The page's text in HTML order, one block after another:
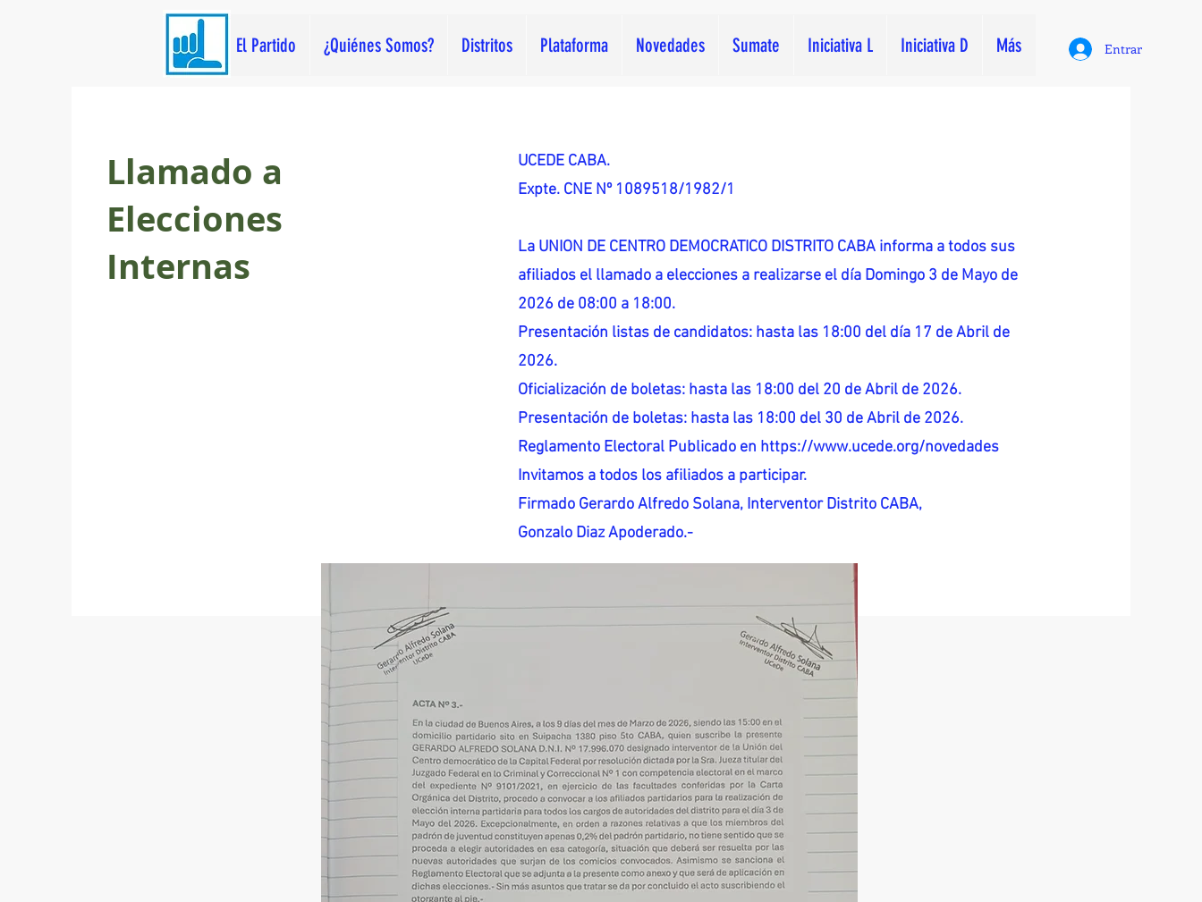
El Partido ¿Quiénes Somos? Distritos Plataforma Novedades Sumate Iniciativa L Iniciativa D Más Entrar
Llamado a
Elecciones
Internas
UCEDE CABA.
Expte. CNE Nº 1089518/1982/1
La UNION DE CENTRO DEMOCRATICO DISTRITO CABA informa a todos sus
afiliados el llamado a elecciones a realizarse el día Domingo 3 de Mayo de
2026 de 08:00 a 18:00.
Presentación listas de candidatos: hasta las 18:00 del día 17 de Abril de
2026.
Oficialización de boletas: hasta las 18:00 del 20 de Abril de 2026.
Presentación de boletas: hasta las 18:00 del 30 de Abril de 2026.
Reglamento Electoral Publicado en https://www.ucede.org/novedades
Invitamos a todos los afiliados a participar.
Firmado Gerardo Alfredo Solana, Interventor Distrito CABA,
Gonzalo Diaz Apoderado.-